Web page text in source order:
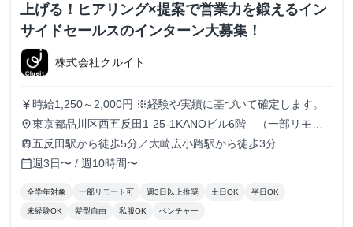
上げる！ヒアリング×提案で営業力を鍛えるイン
サイドセールスのインターン大募集！
株式会社クルイト
currency_yen 時給1,250～2,000円 ※経験や実績に基づいて確定します。
place東京都品川区西五反田1-25-1KANOビル6階 （一部リモー
ト可、フルリモートは要相談）
train 五反田駅から徒歩5分／大崎広小路駅から徒歩3分
calendar_today週3日〜 / 週10時間〜
全学年対象 一部リモート可 週3日以上推奨 土日OK 半日OK
未経験OK 髪型自由 私服OK ベンチャー